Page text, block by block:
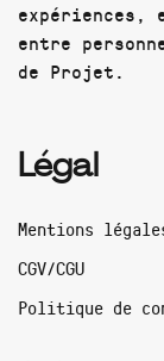
expériences,
entre
de Projet.
Légal
Mentions
CGV/CGU
Politique de